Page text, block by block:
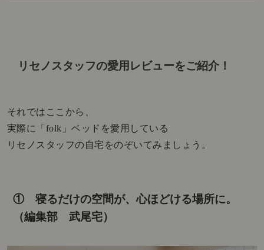
リセノスタッフの愛用レビューをご紹介！
それではここから、
実際に「folk」ベッドを愛用している
リセノスタッフの自宅をのぞいてみましょう。
① 寝るだけの空間が、心ほどける場所に。
（編集部 武尾宅）